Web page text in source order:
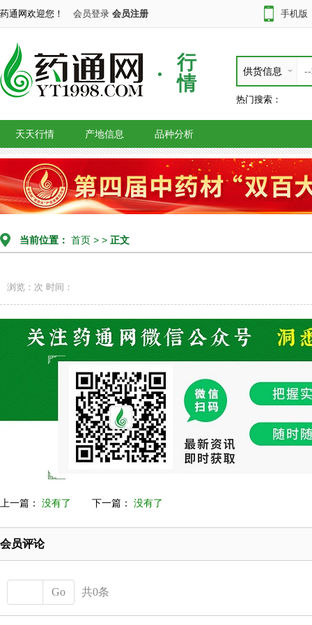
药通网欢迎您！ 会员登录 会员注册 手机版
行
情
供货信息
热门搜索：
天天行情 产地信息 品种分析
当前位置： 首页 > > 正文
浏览：次 时间：
上一篇： 没有了 下一篇： 没有了
会员评论
Go 共0条